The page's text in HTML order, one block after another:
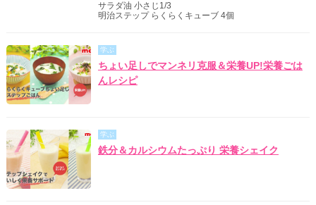
サラダ油 小さじ1/3
明治ステップ らくらくキューブ 4個
学ぶ
ちょい足しでマンネリ克服＆栄養UP!栄養ごは
んレシピ
学ぶ
鉄分＆カルシウムたっぷり 栄養シェイク